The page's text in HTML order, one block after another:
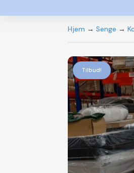
Hjem →Senge →
Tilbud!